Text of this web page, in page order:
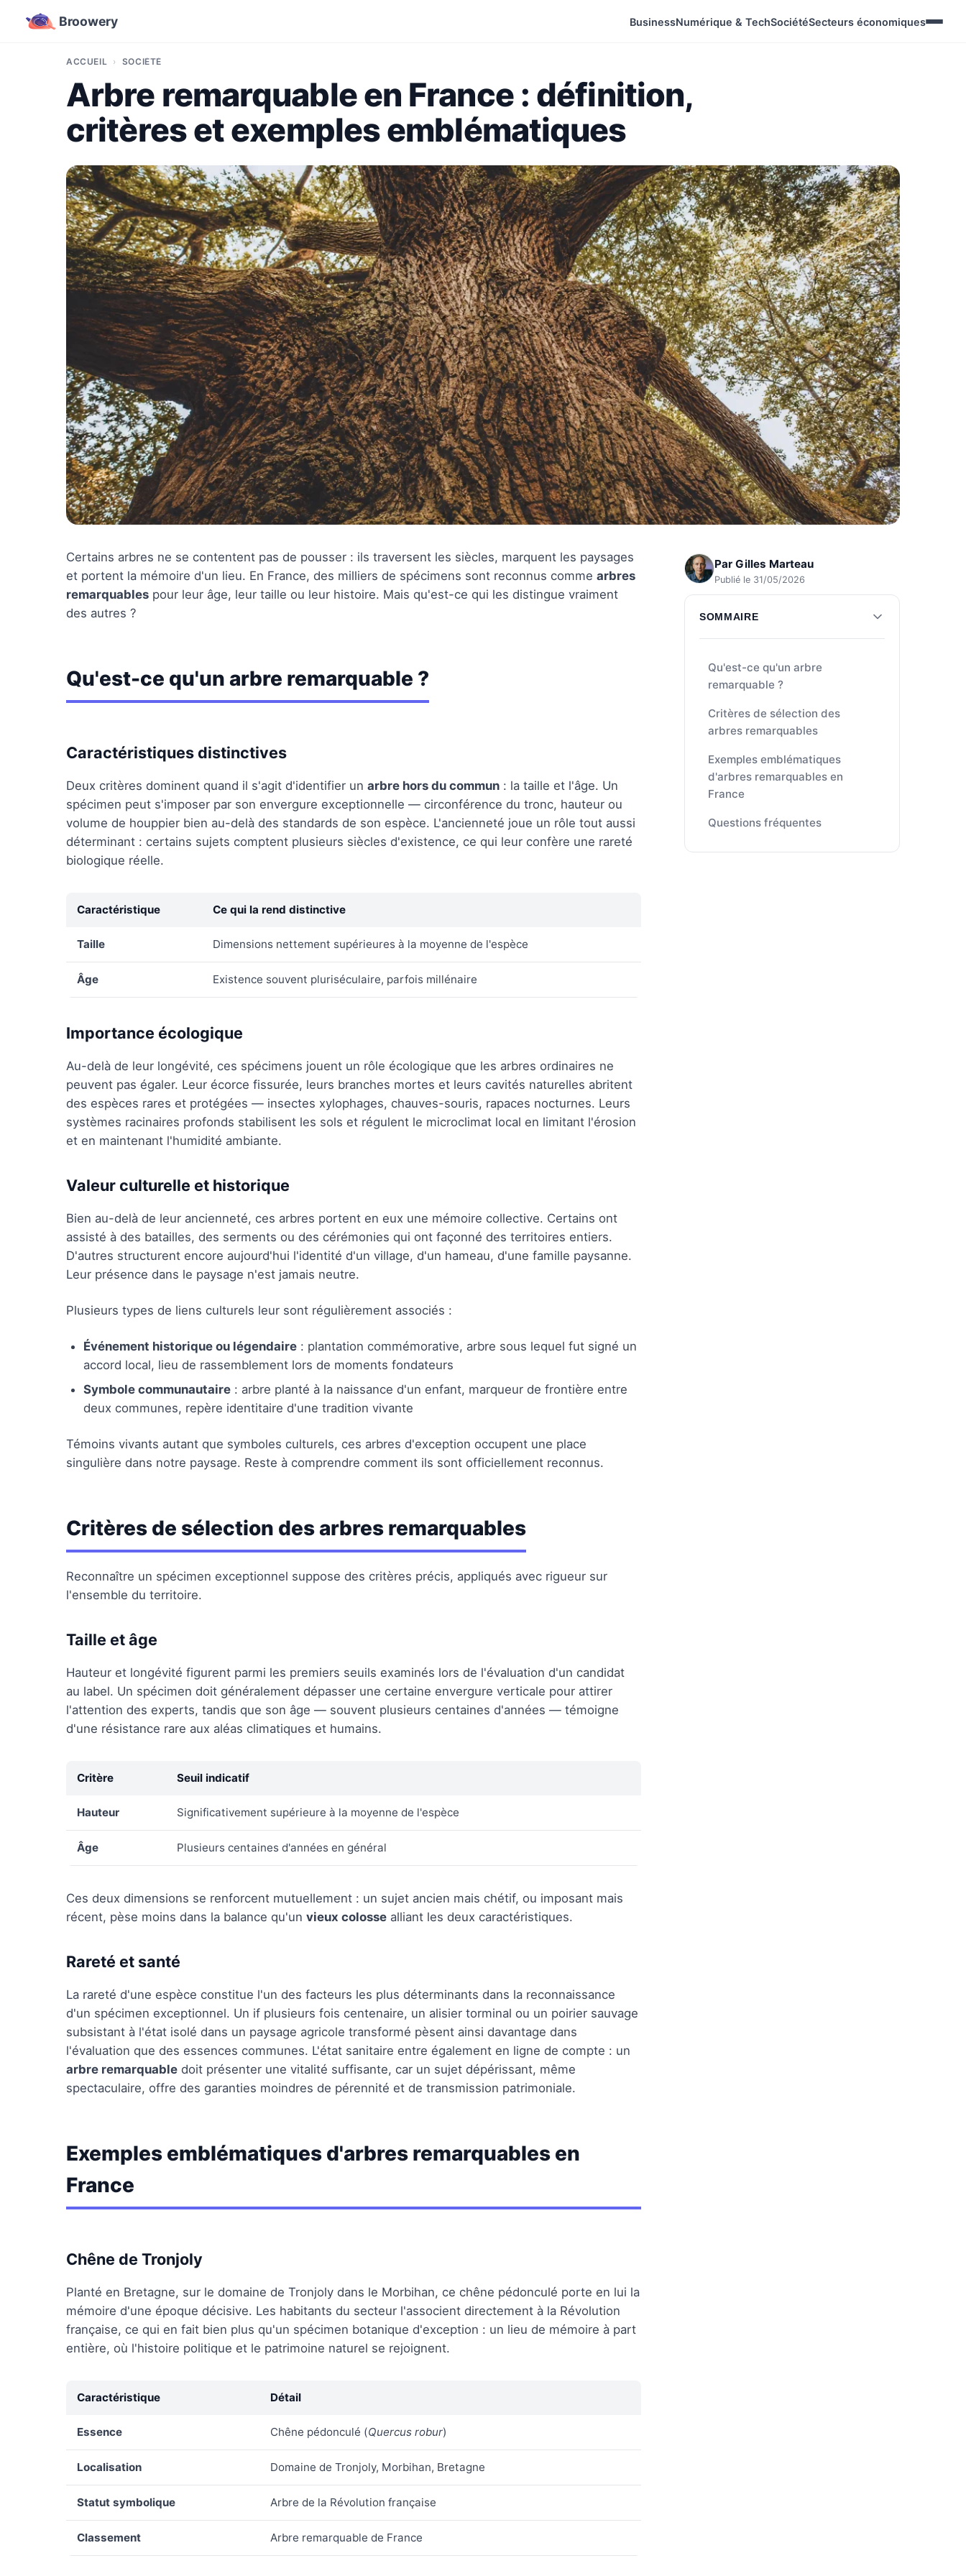
Broowery BusinessNumérique & TechSociétéSecteurs économiques
ACCUEIL SOCIÉTÉ
Arbre remarquable en France : définition,
critères et exemples emblématiques
Par Gilles Marteau
Publié le 31/05/2026
SOMMAIRE
Qu'est-ce qu'un arbre
remarquable ?
Critères de sélection des
arbres remarquables
Exemples emblématiques
d'arbres remarquables en
France
Questions fréquentes
Certains arbres ne se contentent pas de pousser : ils traversent les siècles, marquent les paysages
et portent la mémoire d'un lieu. En France, des milliers de spécimens sont reconnus comme arbres
remarquables pour leur âge, leur taille ou leur histoire. Mais qu'est-ce qui les distingue vraiment
des autres ?
Qu'est-ce qu'un arbre remarquable ?
Caractéristiques distinctives
Deux critères dominent quand il s'agit d'identifier un arbre hors du commun : la taille et l'âge. Un
spécimen peut s'imposer par son envergure exceptionnelle — circonférence du tronc, hauteur ou
volume de houppier bien au-delà des standards de son espèce. L'ancienneté joue un rôle tout aussi
déterminant : certains sujets comptent plusieurs siècles d'existence, ce qui leur confère une rareté
biologique réelle.
Caractéristique Ce qui la rend distinctive
Taille Dimensions nettement supérieures à la moyenne de l'espèce
Âge Existence souvent pluriséculaire, parfois millénaire
Importance écologique
Au-delà de leur longévité, ces spécimens jouent un rôle écologique que les arbres ordinaires ne
peuvent pas égaler. Leur écorce fissurée, leurs branches mortes et leurs cavités naturelles abritent
des espèces rares et protégées — insectes xylophages, chauves-souris, rapaces nocturnes. Leurs
systèmes racinaires profonds stabilisent les sols et régulent le microclimat local en limitant l'érosion
et en maintenant l'humidité ambiante.
Valeur culturelle et historique
Bien au-delà de leur ancienneté, ces arbres portent en eux une mémoire collective. Certains ont
assisté à des batailles, des serments ou des cérémonies qui ont façonné des territoires entiers.
D'autres structurent encore aujourd'hui l'identité d'un village, d'un hameau, d'une famille paysanne.
Leur présence dans le paysage n'est jamais neutre.
Plusieurs types de liens culturels leur sont régulièrement associés :
Événement historique ou légendaire : plantation commémorative, arbre sous lequel fut signé un
accord local, lieu de rassemblement lors de moments fondateurs
Symbole communautaire : arbre planté à la naissance d'un enfant, marqueur de frontière entre
deux communes, repère identitaire d'une tradition vivante
Témoins vivants autant que symboles culturels, ces arbres d'exception occupent une place
singulière dans notre paysage. Reste à comprendre comment ils sont officiellement reconnus.
Critères de sélection des arbres remarquables
Reconnaître un spécimen exceptionnel suppose des critères précis, appliqués avec rigueur sur
l'ensemble du territoire.
Taille et âge
Hauteur et longévité figurent parmi les premiers seuils examinés lors de l'évaluation d'un candidat
au label. Un spécimen doit généralement dépasser une certaine envergure verticale pour attirer
l'attention des experts, tandis que son âge — souvent plusieurs centaines d'années — témoigne
d'une résistance rare aux aléas climatiques et humains.
Critère Seuil indicatif
Hauteur Significativement supérieure à la moyenne de l'espèce
Âge Plusieurs centaines d'années en général
Ces deux dimensions se renforcent mutuellement : un sujet ancien mais chétif, ou imposant mais
récent, pèse moins dans la balance qu'un vieux colosse alliant les deux caractéristiques.
Rareté et santé
La rareté d'une espèce constitue l'un des facteurs les plus déterminants dans la reconnaissance
d'un spécimen exceptionnel. Un if plusieurs fois centenaire, un alisier torminal ou un poirier sauvage
subsistant à l'état isolé dans un paysage agricole transformé pèsent ainsi davantage dans
l'évaluation que des essences communes. L'état sanitaire entre également en ligne de compte : un
arbre remarquable doit présenter une vitalité suffisante, car un sujet dépérissant, même
spectaculaire, offre des garanties moindres de pérennité et de transmission patrimoniale.
Exemples emblématiques d'arbres remarquables en
France
Chêne de Tronjoly
Planté en Bretagne, sur le domaine de Tronjoly dans le Morbihan, ce chêne pédonculé porte en lui la
mémoire d'une époque décisive. Les habitants du secteur l'associent directement à la Révolution
française, ce qui en fait bien plus qu'un spécimen botanique d'exception : un lieu de mémoire à part
entière, où l'histoire politique et le patrimoine naturel se rejoignent.
Caractéristique Détail
Essence Chêne pédonculé (Quercus robur)
Localisation Domaine de Tronjoly, Morbihan, Bretagne
Statut symbolique Arbre de la Révolution française
Classement Arbre remarquable de France